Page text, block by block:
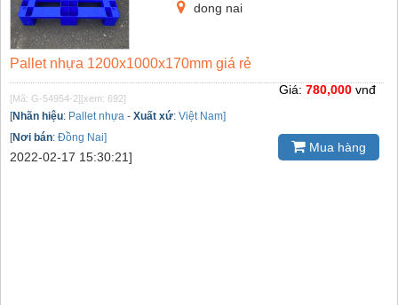
dong nai
Pallet nhựa 1200x1000x170mm giá rẻ
[Mã: G-54954-2] [xem: 692]
[Nhãn hiệu: Pallet nhựa - Xuất xứ: Việt Nam]
[Nơi bán: Đồng Nai]
2022-02-17 15:30:21]
Giá: 780,000 vnđ
Mua hàng